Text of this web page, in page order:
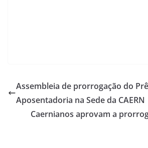
Assembleia de prorrogação do
Aposentadoria na Sede da CAERN
Caernianos aprovam a